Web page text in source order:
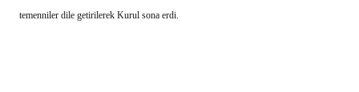
temenniler dile getirilerek Kurul sona erdi.